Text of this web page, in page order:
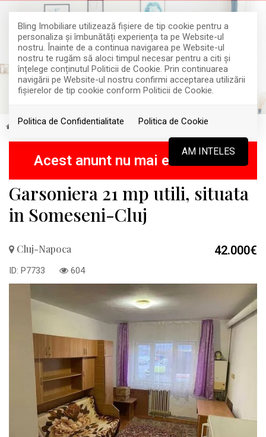
Bling Imobiliare utilizează fişiere de tip cookie pentru a
personaliza și îmbunătăți experiența ta pe Website-ul
nostru. Înainte de a continua navigarea pe Website-ul
nostru te rugăm să aloci timpul necesar pentru a citi și
înțelege conținutul Politicii de Cookie. Prin continuarea
navigării pe Website-ul nostru confirmi acceptarea utilizării
fişierelor de tip cookie conform Politicii de Cookie.
Politica de Confidentialitate Politica de Cookie
AM INTELES
Vanzare Apartamente Cluj-Napoca
Acest anunt nu mai este activ !
Garsoniera 21 mp utili, situata
in Someseni-Cluj
Cluj-Napoca 42.000€
ID: P7733 604